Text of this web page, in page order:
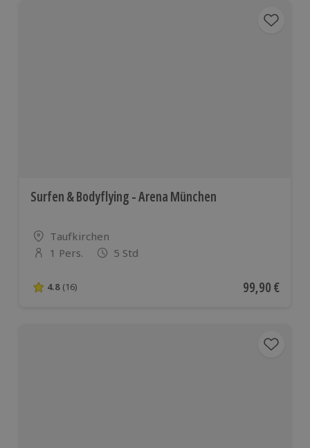
Surfen & Bodyflying - Arena München
Standort
Taufkirchen
Anzahl der Teilnehmer
1 Pers. 5 Std
4.8 von 5 Sternen basierend auf 16 Bewertungen
4.8 (16) Aktueller
99,90 €